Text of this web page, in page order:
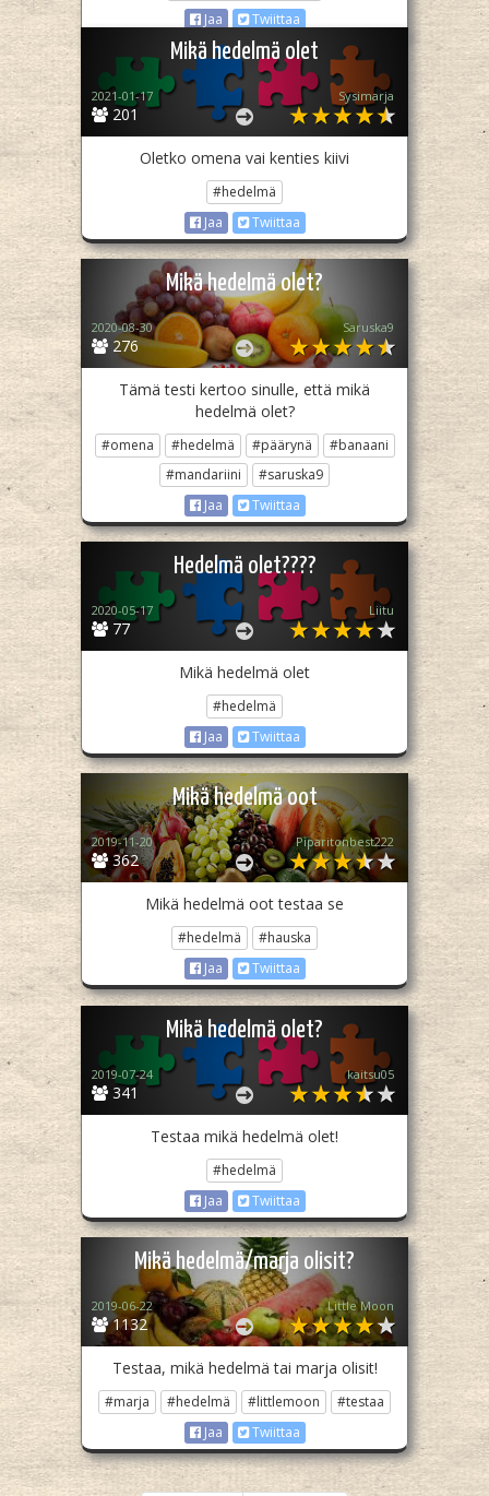
Jaa
Twiittaa
Mikä hedelmä olet
201
2021-01-17 Sysimarja
Oletko omena vai kenties kiivi
#hedelmä
Jaa
Twiittaa
Mikä hedelmä olet?
276
2020-08-30 Saruska9
Tämä testi kertoo sinulle, että mikä
hedelmä olet?
#omena #hedelmä #päärynä
#banaani
#mandariini
#saruska9
Jaa
Twiittaa
Hedelmä olet????
77
2020-05-17 Liitu
Mikä hedelmä olet
#hedelmä
Jaa
Twiittaa
Mikä hedelmä oot
362
2019-11-20 Piparitonbest222
Mikä hedelmä oot testaa se
#hedelmä
#hauska
Jaa
Twiittaa
Mikä hedelmä olet?
341
2019-07-24 kaitsu05
Testaa mikä hedelmä olet!
#hedelmä
Jaa
Twiittaa
Mikä hedelmä/marja olisit?
1132
2019-06-22 Little Moon
Testaa, mikä hedelmä tai marja olisit!
#marja #hedelmä #littlemoon
#testaa
Jaa
Twiittaa